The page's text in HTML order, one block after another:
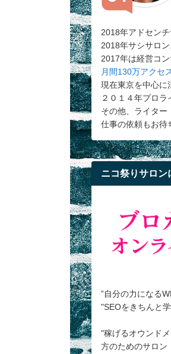
2018年アドセン
2018年サシサロン
2017年は経営コ
月間130万アクセ
現在東京を中心に
２０１４年プロラ
その他、ライター
仕事の依頼もお待
ニコ祭りサロン
”自分の力になる
"SEOをきちんと
"稼げるオウンド
方のためのサロン